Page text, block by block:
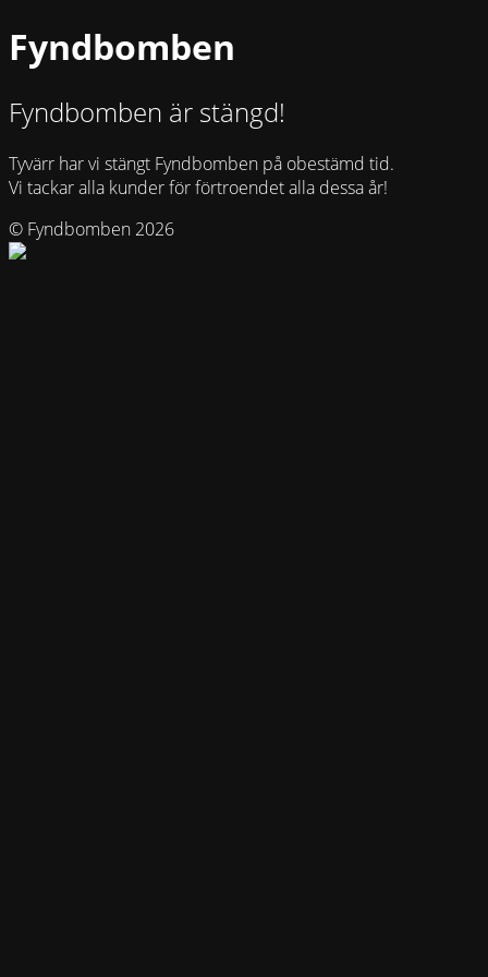
Fyndbomben
Fyndbomben är stängd!
Tyvärr har vi stängt Fyndbomben på obestämd tid.
Vi tackar alla kunder för förtroendet alla dessa år!
© Fyndbomben 2026